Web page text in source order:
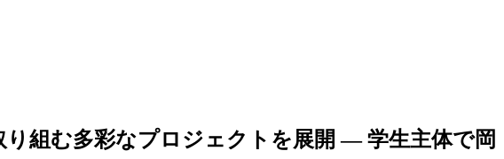
り組む多彩なプロジェクトを展開 ― 学生主体で岡